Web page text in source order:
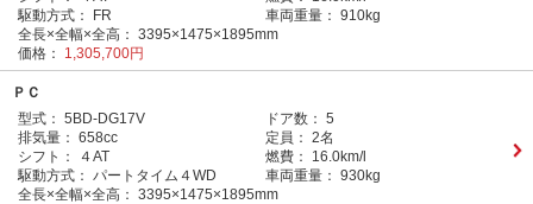
駆動方式：
FR 車両重量： 910kg
全長×全幅×全高： 3395×1475×1895mm
価格：
1,305,700円
ＰＣ
型式： 5BD-DG17V ドア数： 5
排気量： 658cc 定員： 2名
シフト：
４AT 燃費：
16.0km/l
駆動方式： パートタイム４WD 車両重量： 930kg
全長×全幅×全高： 3395×1475×1895mm